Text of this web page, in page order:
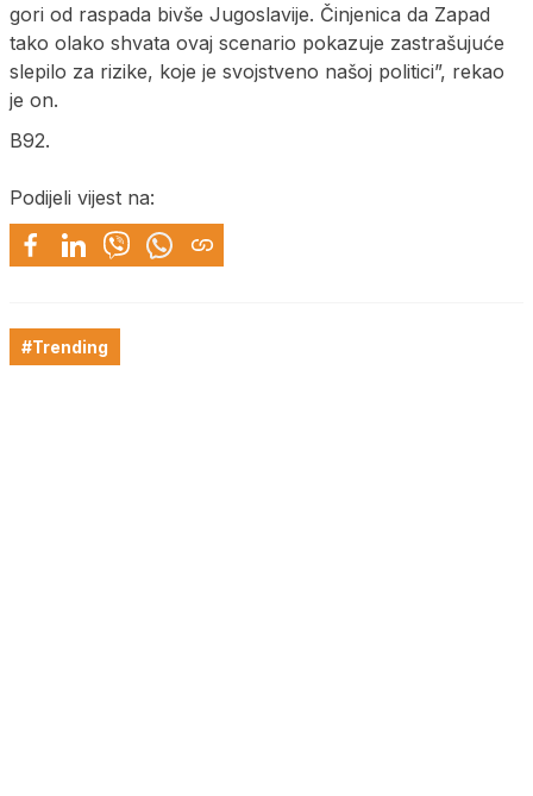
gori od raspada bivše Jugoslavije. Činjenica da Zapad
tako olako shvata ovaj scenario pokazuje zastrašujuće
slepilo za rizike, koje je svojstveno našoj politici”, rekao
je on.
B92.
Podijeli vijest na:
#Trending